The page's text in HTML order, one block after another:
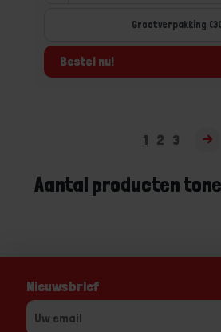
Grootverpakking
Bestel nu!
1 2 3
Aantal producten
Nieuwsbrief